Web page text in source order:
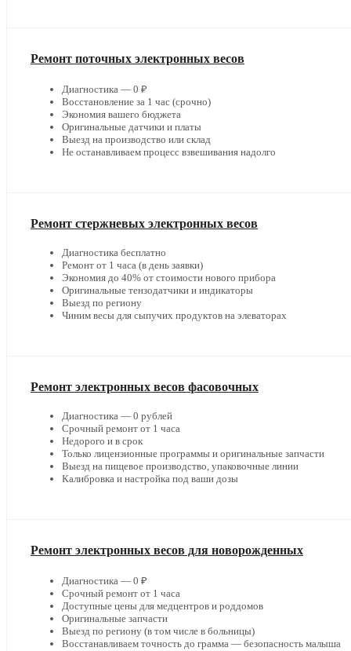
Ремонт поточных электронных весов
Диагностика — 0 ₽
Восстановление за 1 час (срочно)
Экономия вашего бюджета
Оригинальные датчики и платы
Выезд на производство или склад
Не останавливаем процесс взвешивания надолго
Ремонт стержневых электронных весов
Диагностика бесплатно
Ремонт от 1 часа (в день заявки)
Экономия до 40% от стоимости нового прибора
Оригинальные тензодатчики и индикаторы
Выезд по региону
Чиним весы для сыпучих продуктов на элеваторах
Ремонт электронных весов фасовочных
Диагностика — 0 рублей
Срочный ремонт от 1 часа
Недорого и в срок
Только лицензионные программы и оригинальные запчасти
Выезд на пищевое производство, упаковочные линии
Калибровка и настройка под ваши дозы
Ремонт электронных весов для новорожденных
Диагностика — 0 ₽
Срочный ремонт от 1 часа
Доступные цены для медцентров и роддомов
Оригинальные запчасти
Выезд по региону (в том числе в больницы)
Восстанавливаем точность до грамма — безопасность малыша